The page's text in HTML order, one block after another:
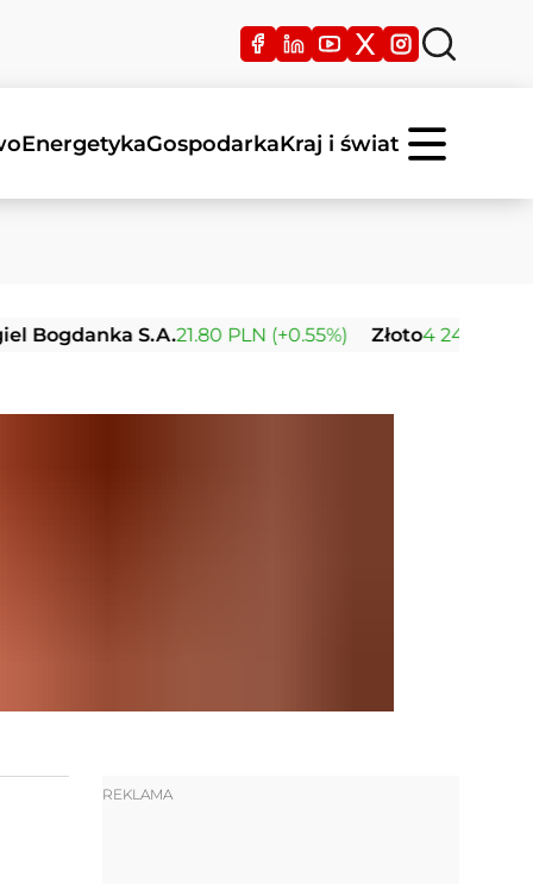
EnergetykaGospodarkaKraj i świat
S.A.21.80 PLN (+0.55%) Złoto 4 247.97 USD
REKLAMA